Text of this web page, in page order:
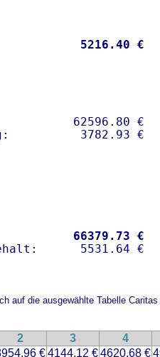
5216.40 €
62596.80 €
66379.73 €
auf die ausgewählte Tabelle Caritas
2 3 4
€4144.12 €4620.68 €